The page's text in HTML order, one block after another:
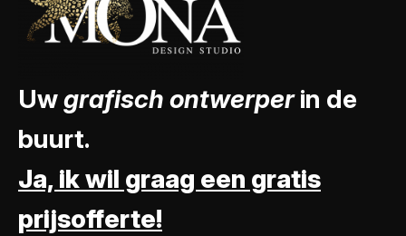
Uwgrafisch ontwerperin de
buurt.
Ja, ik wil graag een gratis
prijsofferte!